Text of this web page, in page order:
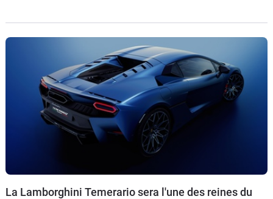
La Lamborghini Temerario sera l'une des reines du